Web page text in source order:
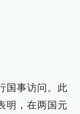
国事访问。此
明，在两国元